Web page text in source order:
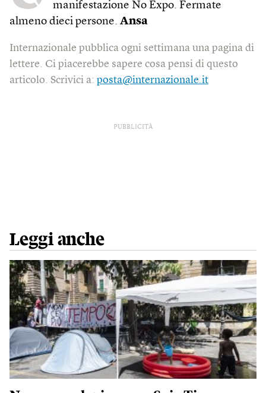
manifestazione No Expo. Fermate
almeno dieci persone. Ansa
Internazionale pubblica ogni settimana una pagina di
lettere. Ci piacerebbe sapere cosa pensi di questo
articolo. Scrivici a: posta@internazionale.it
PUBBLICITÀ
Leggi anche